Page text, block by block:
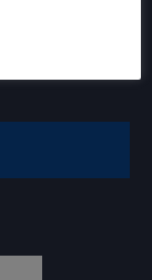
en
et